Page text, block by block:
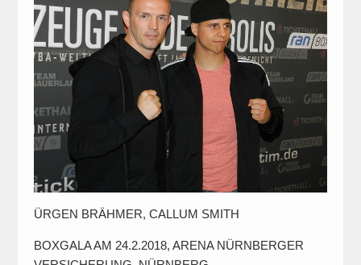
ÜRGEN BRÄHMER, CALLUM SMITH
BOXGALA AM 24.2.2018, ARENA NÜRNBERGER